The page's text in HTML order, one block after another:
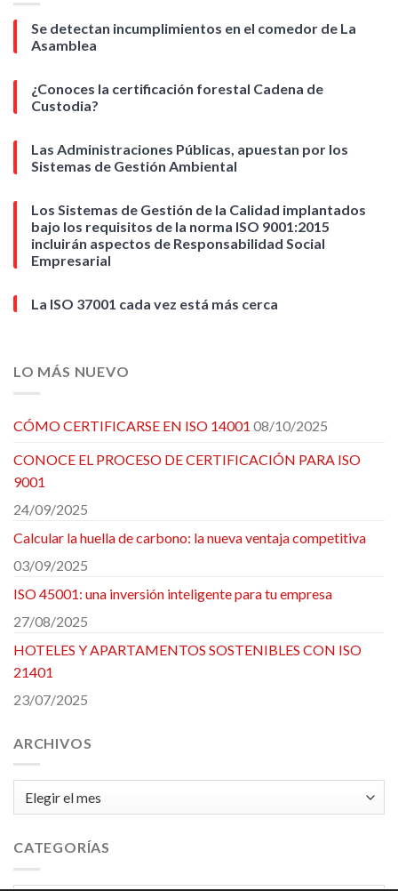
Se detectan incumplimientos en el comedor de La
Asamblea
¿Conoces la certificación forestal Cadena de
Custodia?
Las Administraciones Públicas, apuestan por los
Sistemas de Gestión Ambiental
Los Sistemas de Gestión de la Calidad implantados
bajo los requisitos de la norma ISO 9001:2015
incluirán aspectos de Responsabilidad Social
Empresarial
La ISO 37001 cada vez está más cerca
LO MÁS NUEVO
CÓMO CERTIFICARSE EN ISO 14001 08/10/2025
CONOCE EL PROCESO DE CERTIFICACIÓN PARA ISO
9001
24/09/2025
Calcular la huella de carbono: la nueva ventaja competitiva
03/09/2025
ISO 45001: una inversión inteligente para tu empresa
27/08/2025
HOTELES Y APARTAMENTOS SOSTENIBLES CON ISO
21401
23/07/2025
ARCHIVOS
CATEGORÍAS